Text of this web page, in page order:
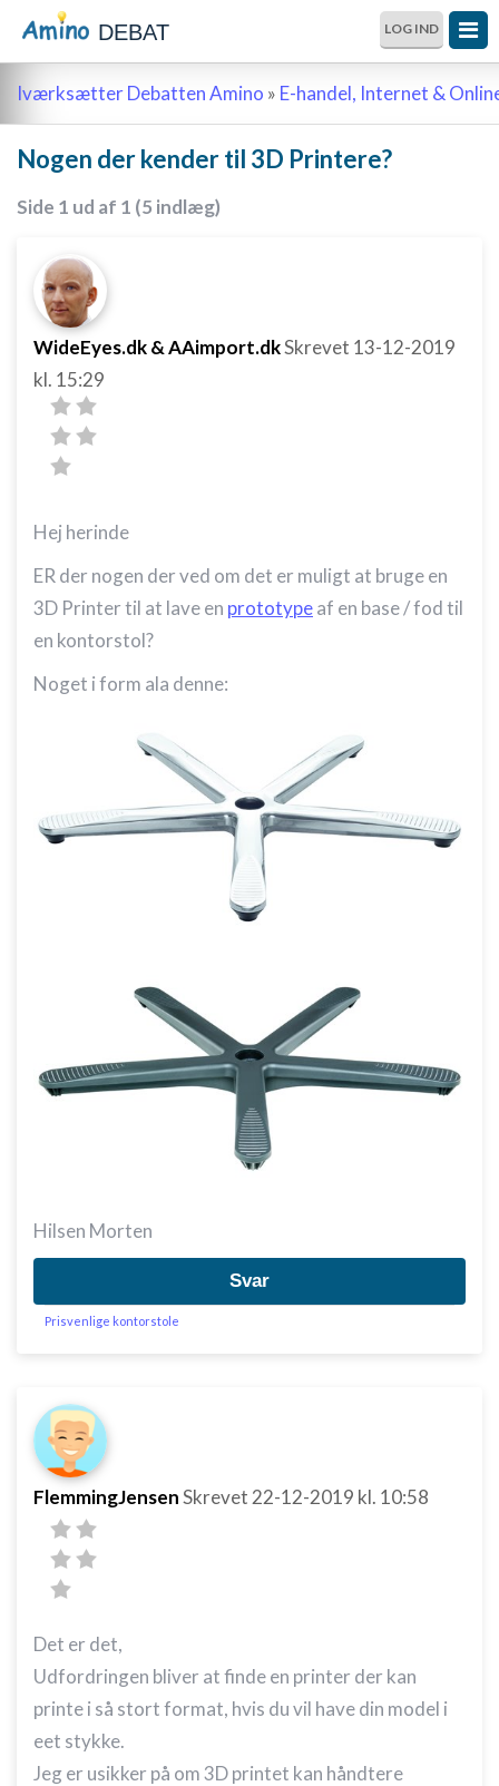
DEBAT LOG IND
Iværksætter Debatten Amino » E-handel, Internet &
Nogen der kender til 3D Printere?
Side 1 ud af 1 (5 indlæg)
WideEyes.dk & AAimport.dkSkrevet 13-12-2019
kl. 15:29
Hej herinde
ER der nogen der ved om det er muligt at bruge en
3D Printer til at lave en prototypeaf en base / fod til
en kontorstol?
Noget i form ala denne:
Hilsen Morten
Svar
Prisvenlige kontorstole
FlemmingJensenSkrevet 22-12-2019 kl. 10:58
Det er det,
Udfordringen bliver at finde en printer der kan
printe i så stort format, hvis du vil have din model i
eet stykke.
Jeg er usikker på om 3D printet kan håndtere